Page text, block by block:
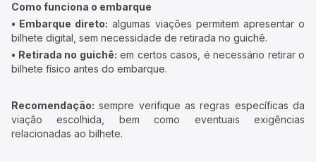
Como funciona o embarque
• Embarque direto: algumas viações permitem apresentar o
bilhete digital, sem necessidade de retirada no guichê.
• Retirada no guichê: em certos casos, é necessário retirar o
bilhete físico antes do embarque.
Recomendação: sempre verifique as regras específicas da
viação escolhida, bem como eventuais exigências
relacionadas ao bilhete.